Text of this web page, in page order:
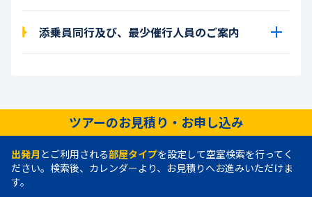
添乗員同行及び、最少催行人員のご案内
ツアーのお見積り・お申し込み
出発月 とご利用される部屋タイプを設定して空室検索を行ってく
ださい。検索後、カレンダーより、お見積りへお進みいただけま
す。